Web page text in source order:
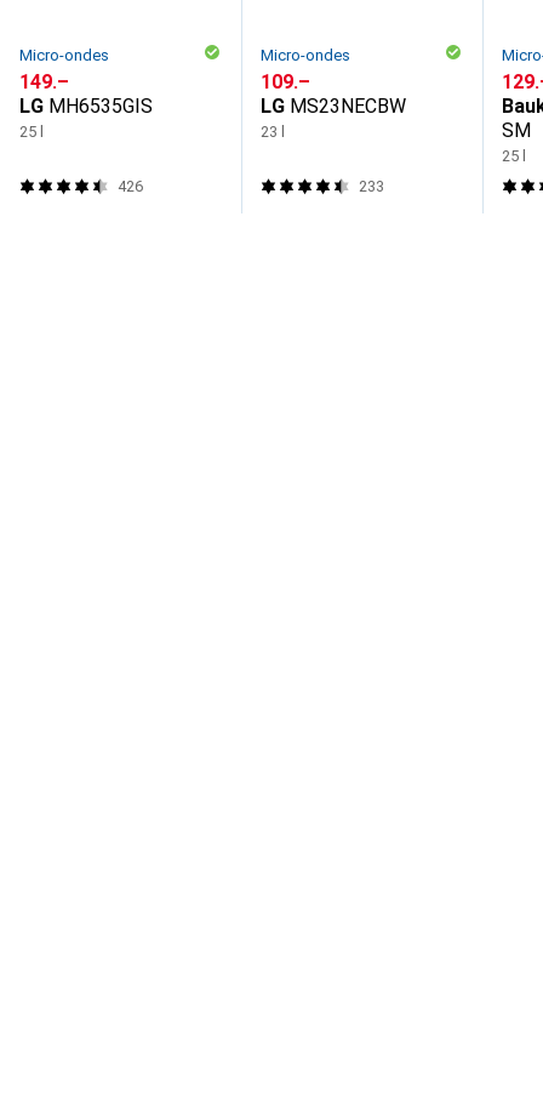
Micro-ondes
CHF
149.–
LG MH6535GIS
25 l
426
Micro-ondes
CHF
109.–
LG MS23NECBW
23 l
233
CHF
SM
25 l